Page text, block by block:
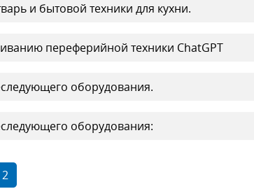
и бытовой техники для кухни.
переферийной техники ChatGPT
оборудования.
оборудования:
2